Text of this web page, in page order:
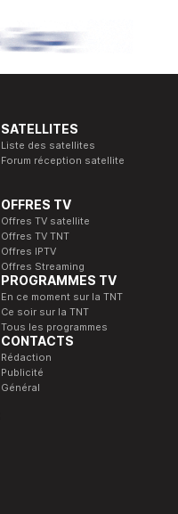
SATELLITES
Liste des satellites
Forum réception satellite
OFFRES TV
Offres TV satellite
Offres TV TNT
Offres IPTV
Offres Streaming
PROGRAMMES TV
En ce moment sur la TNT
Ce soir sur la TNT
Tous les programmes
CONTACTS
Rédaction
Publicité
Général